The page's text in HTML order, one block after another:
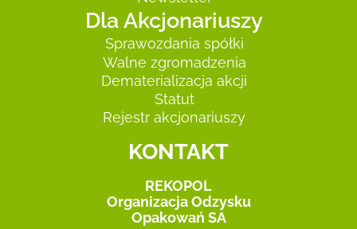
Dla Akcjonariuszy
Sprawozdania spółki
Walne zgromadzenia
Dematerializacja akcji
Statut
Rejestr akcjonariuszy
KONTAKT
REKOPOL
Organizacja Odzysku
Opakowań SA